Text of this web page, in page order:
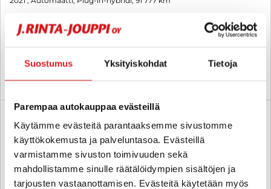
Suostumus Yksityiskohdat Tietoja
Parempaa autokauppaa evästeillä
Käytämme evästeitä parantaaksemme sivustomme
käyttökokemusta ja palveluntasoa. Evästeillä
varmistamme sivuston toimivuuden sekä
mahdollistamme sinulle räätälöidympien sisältöjen ja
tarjousten vastaanottamisen. Evästeitä käytetään myös
15 999 €
raisio
KATSO TIEDOT